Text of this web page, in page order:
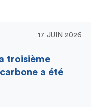
17 JUIN 2026
troisième
a été